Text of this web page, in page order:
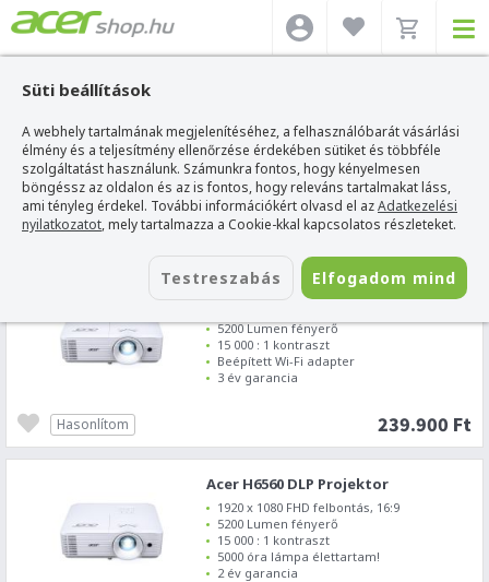
Süti beállítások
A webhely tartalmának megjelenítéséhez, a felhasználóbarát vásárlási
élmény és a teljesítmény ellenőrzése érdekében sütiket és többféle
szolgáltatást használunk. Számunkra fontos, hogy kényelmesen
böngéssz az oldalon és az is fontos, hogy releváns tartalmakat láss,
ami tényleg érdekel. További információkért olvasd el azAdatkezelési
nyilatkozatot, mely tartalmazza a Cookie-kkal kapcsolatos részleteket.
Testreszabás Elfogadom mind
SZŰRÉS
Acer webshop >Acer Aspire One D257
5 6 7 8 9
Acer P1558i DLP Projektor
5200 Lumen fényerő
15 000 : 1 kontraszt
Beépített Wi-Fi adapter
3 év garancia
239.900 Ft
Hasonlítom
Acer H6560 DLP Projektor
1920 x 1080 FHD felbontás, 16:9
5200 Lumen fényerő
15 000 : 1 kontraszt
5000 óra lámpa élettartam!
2 év garancia